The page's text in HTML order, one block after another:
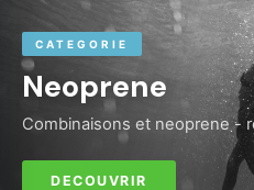
CATEGORIE
Neoprene
Combinaisons et neoprene -
DECOUVRIR